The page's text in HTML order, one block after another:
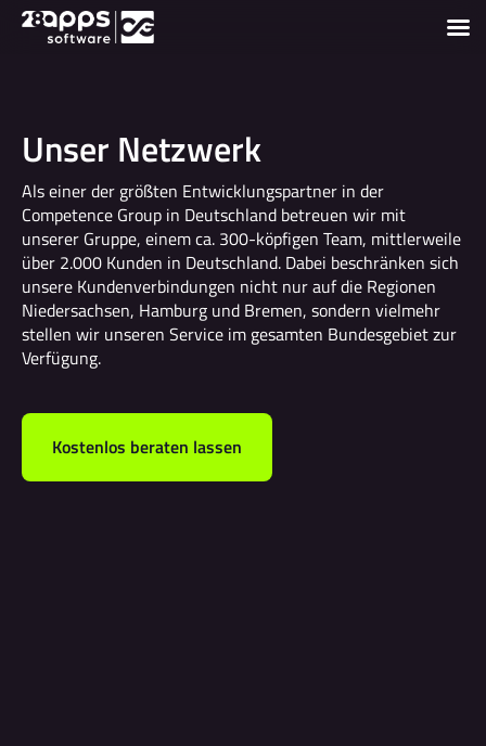
Unser Netzwerk
Als einer der größten Entwicklungspartner in der
Competence Group in Deutschland betreuen wir mit
unserer Gruppe, einem ca. 300-köpfigen Team, mittlerweile
über 2.000 Kunden in Deutschland. Dabei beschränken sich
unsere Kundenverbindungen nicht nur auf die Regionen
Niedersachsen, Hamburg und Bremen, sondern vielmehr
stellen wir unseren Service im gesamten Bundesgebiet zur
Verfügung.
Kostenlos beraten lassen